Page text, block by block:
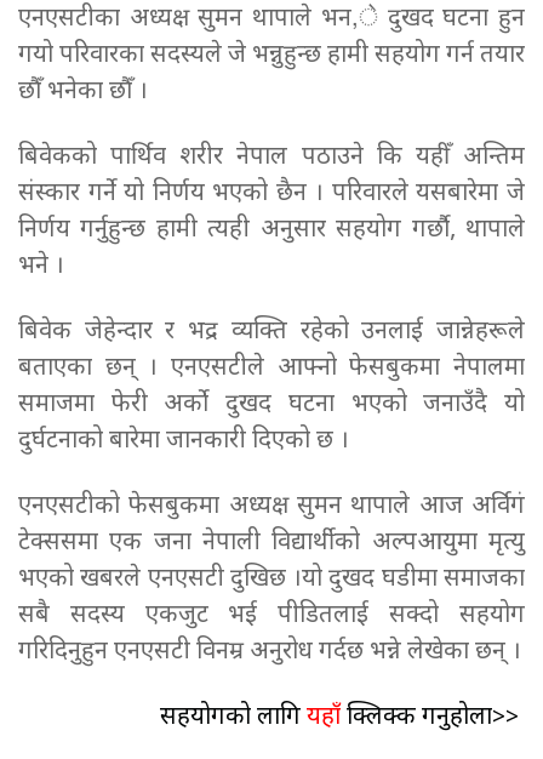
एनएसटीका अध्यक्ष सुमन थापाले भन,े दुखद घटना हुन
गयो परिवारका सदस्यले जे भन्नुहुन्छ हामी सहयोग गर्न तयार
छौँ भनेका छौँ ।
बिवेकको पार्थिव शरीर नेपाल पठाउने कि यहीँ अन्तिम
संस्कार गर्ने यो निर्णय भएको छैन । परिवारले यसबारेमा जे
निर्णय गर्नुहुन्छ हामी त्यही अनुसार सहयोग गर्छौ, थापाले
भने ।
बिवेक जेहेन्दार र भद्र व्यक्ति रहेको उनलाई जान्नेहरूले
बताएका छन् । एनएसटीले आफ्नो फेसबुकमा नेपालमा
समाजमा फेरी अर्को दुखद घटना भएको जनाउँदै यो
दुर्घटनाको बारेमा जानकारी दिएको छ ।
एनएसटीको फेसबुकमा अध्यक्ष सुमन थापाले आज अर्विगं
टेक्ससमा एक जना नेपाली विद्यार्थीको अल्पआयुमा मृत्यु
भएको खबरले एनएसटी दुखिछ ।यो दुखद घडीमा समाजका
सबै सदस्य एकजुट भई पीडितलाई सक्दो सहयोग
गरिदिनुहुन एनएसटी विनम्र अनुरोध गर्दछ भन्ने लेखेका छन् ।
सहयोगको लागियहाँक्लिक्क गर्नुहोला>>